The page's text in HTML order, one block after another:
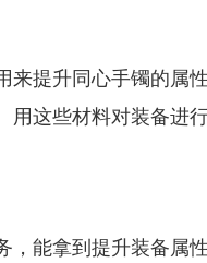
来提升同心手镯的属
用这些材料对装备进
，能拿到提升装备属